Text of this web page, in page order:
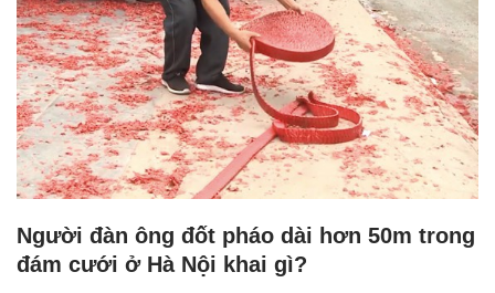
Người đàn ông đốt pháo dài hơn 50m trong
đám cưới ở Hà Nội khai gì?